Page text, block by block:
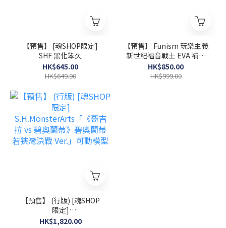
【預售】 [魂SHOP限定]
SHF 黑化笨久
HK$645.00
HK$649.90
【預售】 Funism 玩樂主義
新世紀福音戰士 EVA 補完
計劃第二代 全10+2款 (原條
10個)
HK$850.00
HK$999.00
【預售】 (行版) [魂SHOP
限定]
S.H.MonsterArts「《哥吉
HK$1,820.00